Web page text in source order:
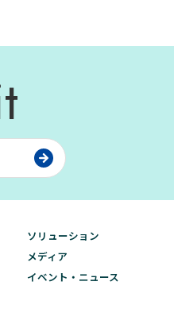
ソリューション
メディア
イベント・ニュース